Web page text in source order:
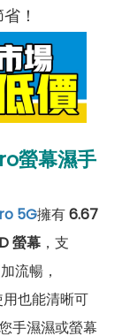
！
螢幕濕手
5G擁有6.67
螢幕 ，支
流暢，
也能清晰可
手濕濕或螢幕